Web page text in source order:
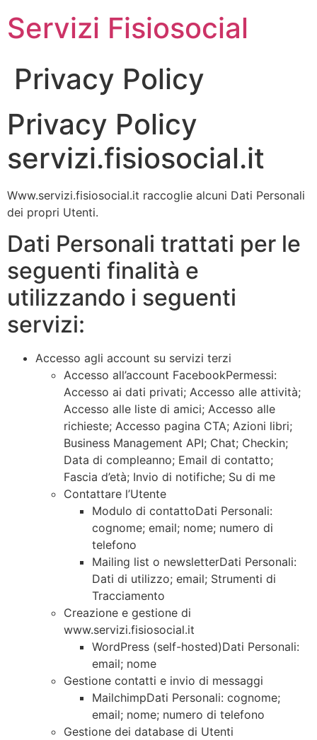
Servizi Fisiosocial
Privacy Policy
Privacy Policy
servizi.fisiosocial.it
Www.servizi.fisiosocial.it raccoglie alcuni Dati Personali
dei propri Utenti.
Dati Personali trattati per le
seguenti finalità e
utilizzando i seguenti
servizi:
Accesso agli account su servizi terzi
Accesso all’account FacebookPermessi:
Accesso ai dati privati; Accesso alle attività;
Accesso alle liste di amici; Accesso alle
richieste; Accesso pagina CTA; Azioni libri;
Business Management API; Chat; Checkin;
Data di compleanno; Email di contatto;
Fascia d’età; Invio di notifiche; Su di me
Contattare l’Utente
Modulo di contattoDati Personali:
cognome; email; nome; numero di
telefono
Mailing list o newsletterDati Personali:
Dati di utilizzo; email; Strumenti di
Tracciamento
Creazione e gestione di
www.servizi.fisiosocial.it
WordPress (self-hosted)Dati Personali:
email; nome
Gestione contatti e invio di messaggi
MailchimpDati Personali: cognome;
email; nome; numero di telefono
Gestione dei database di Utenti